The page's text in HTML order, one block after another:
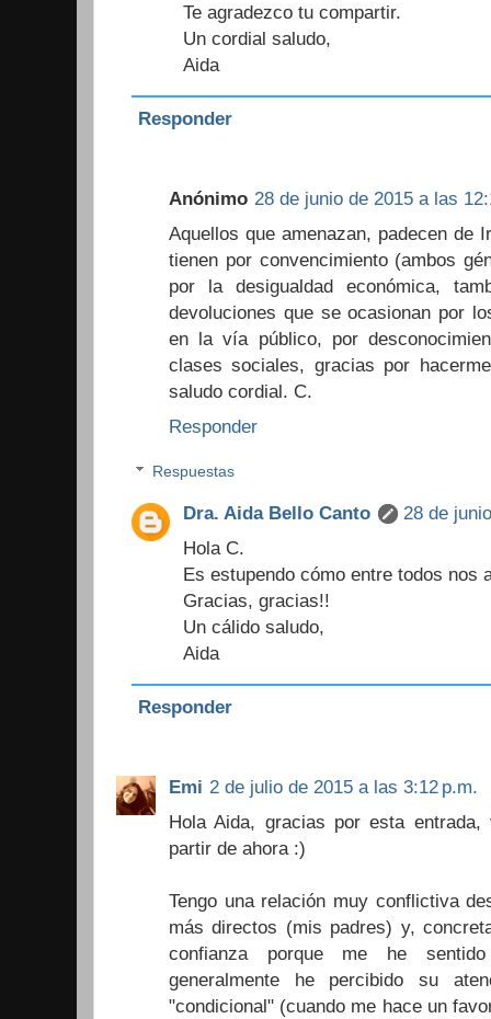
Te agradezco tu compartir.
Un cordial saludo,
Aida
Responder
Anónimo 28 de junio de 2015 a las
Aquellos que amenazan, padecen de
tienen por convencimiento (ambos
por la desigualdad económica,
devoluciones que se ocasionan por
en la vía público, por
clases sociales, gracias por
saludo cordial. C.
Responder
Respuestas
Dra. Aida Bello Canto
28 de
Hola C.
Es estupendo cómo entre todos nos
Gracias, gracias!!
Un cálido saludo,
Aida
Responder
Emi 2 de julio de 2015 a las 3:12 p.m.
Hola Aida, gracias por esta
partir de ahora :)
Tengo una relación muy conflictiva
más directos (mis padres) y,
confianza porque me he
generalmente he percibido su
"condicional" (cuando me hace un